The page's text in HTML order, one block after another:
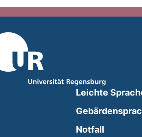
Leichte
Notfall